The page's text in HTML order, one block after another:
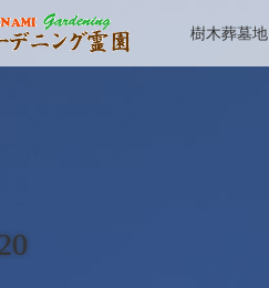
樹木葬墓地